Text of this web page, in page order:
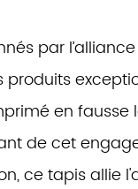
par
en fausse
de cet
ce tapis allie